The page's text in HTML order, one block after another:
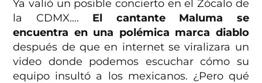
Ya valió un posible concierto en el Zócalo de
la CDMX…. El cantante Maluma se
encuentra en una polémica marca diablo
después de que en internet se viralizara un
video donde podemos escuchar cómo su
equipo insultó a los mexicanos. ¿Pero qué